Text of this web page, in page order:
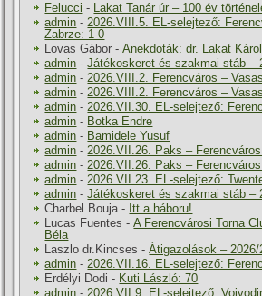
Felucci - Lakat Tanár úr – 100 év
admin -2026.VIII.5. EL-selejtező:
Zabrze: 1-0
Lovas Gábor -Anekdoták: dr. Lakat
admin -Játékoskeret és szakmai stáb –
admin -2026.VIII.2. Ferencváros –
admin -2026.VIII.2. Ferencváros –
admin -2026.VII.30. EL-selejtező:
admin - Botka Endre
admin - Bamidele Yusuf
admin -2026.VII.26. Paks –
admin -2026.VII.26. Paks –
admin -2026.VII.23. EL-selejtező:
admin -Játékoskeret és szakmai stáb –
Charbel Bouja- Itt a háboru!
Lucas Fuentes -A Ferencvárosi Torna
Béla
Laszlo dr.Kincses -Átigazolások – 2026/
admin -2026.VII.16. EL-selejtező:
Erdélyi Dodi - Kuti László: 70
admin - 2026.VII.9. EL-selejtező: